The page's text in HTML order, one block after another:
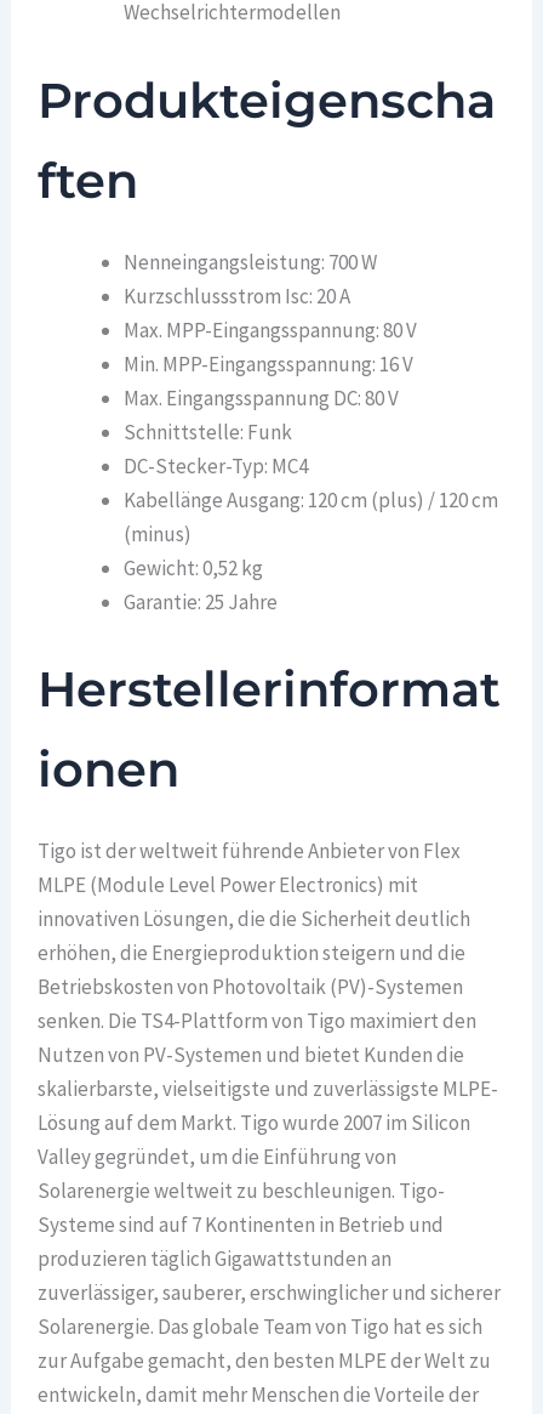
Wechselrichtermodellen
Produkteigenscha
ften
Nenneingangsleistung: 700 W
Kurzschlussstrom Isc: 20 A
Max. MPP-Eingangsspannung: 80 V
Min. MPP-Eingangsspannung: 16 V
Max. Eingangsspannung DC: 80 V
Schnittstelle: Funk
DC-Stecker-Typ: MC4
Kabellänge Ausgang: 120 cm (plus) / 120 cm
(minus)
Gewicht: 0,52 kg
Garantie: 25 Jahre
Herstellerinformat
ionen
Tigo ist der weltweit führende Anbieter von Flex
MLPE (Module Level Power Electronics) mit
innovativen Lösungen, die die Sicherheit deutlich
erhöhen, die Energieproduktion steigern und die
Betriebskosten von Photovoltaik (PV)-Systemen
senken. Die TS4-Plattform von Tigo maximiert den
Nutzen von PV-Systemen und bietet Kunden die
skalierbarste, vielseitigste und zuverlässigste MLPE-
Lösung auf dem Markt. Tigo wurde 2007 im Silicon
Valley gegründet, um die Einführung von
Solarenergie weltweit zu beschleunigen. Tigo-
Systeme sind auf 7 Kontinenten in Betrieb und
produzieren täglich Gigawattstunden an
zuverlässiger, sauberer, erschwinglicher und sicherer
Solarenergie. Das globale Team von Tigo hat es sich
zur Aufgabe gemacht, den besten MLPE der Welt zu
entwickeln, damit mehr Menschen die Vorteile der